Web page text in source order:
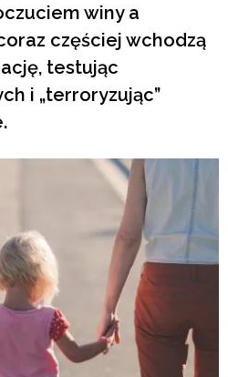
winy a
częściej wchodzą
testując
i „terroryzując”